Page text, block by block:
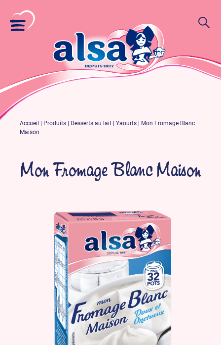
Accueil Produits Desserts au lait Yaourts
Mon Fromage Blanc
Maison
Mon Fromage Blanc Maison